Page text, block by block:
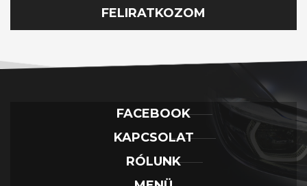
FELIRATKOZOM
FACEBOOK
KAPCSOLAT
RÓLUNK